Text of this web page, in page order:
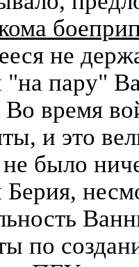
не
"на пару"
Во время
и это
было
Берия,
по